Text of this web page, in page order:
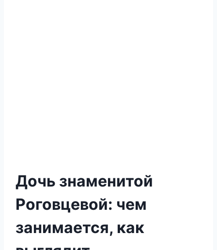
Дочь знаменитой
Роговцевой: чем
занимается, как